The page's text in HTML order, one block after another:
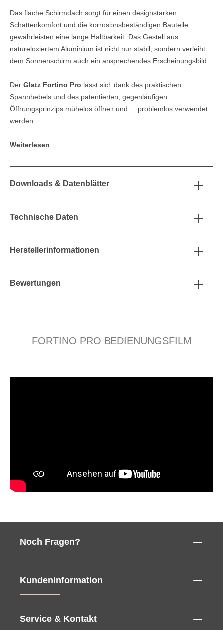
Das flache Schirmdach sorgt für einen designstarken
Schattenkomfort und die korrosionsbeständigen Bauteile
gewährleisten eine lange Haltbarkeit. Das Gestell aus
natureloxiertem Aluminium ist nicht nur stabil, sondern verleiht
dem Sonnenschirm auch ein ansprechendes Erscheinungsbild.
Der Glatz Fortino Pro lässt sich dank des praktischen
Spannhebels und des patentierten, gegenläufigen
Öffnungsprinzips mühelos öffnen und ... problemlos verwendet
werden.
Weiterlesen
Downloads & Datenblätter
Technische Daten
Herstellerinformationen
Bewertungen
FORTINO PRO BEDIENUNGSFILM
Noch Fragen?
Kundeninformation
Service & Kontakt